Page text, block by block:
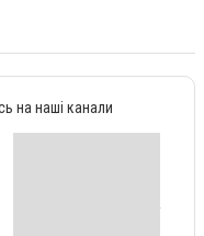
на наші канали